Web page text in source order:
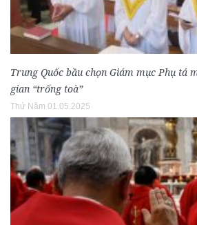
Trung Quốc bầu chọn Giám mục Phụ tá
gian “trống toà”
Thứ Năm 01.05.2025